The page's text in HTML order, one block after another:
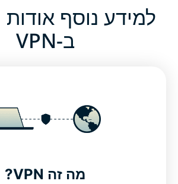
למידע נוסף
ב-VPN
מה זה VPN?